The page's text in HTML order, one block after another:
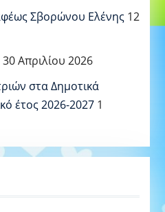
Σβορώνου Ελένης 12
30 Απριλίου 2026
στα Δημοτικά
έτος 2026-2027 1